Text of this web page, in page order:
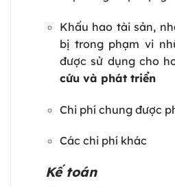
Khấu hao tài sản,
bị trong phạm vi
được sử dụng cho
cứu và phát triển
Chi phí chung được
Các chi phí khác
Kế toán